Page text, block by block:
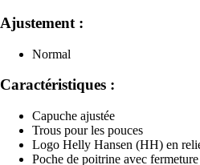
Ajustement :
Normal
Caractéristiques :
Capuche ajustée
Trous pour les pouces
Logo Helly Hansen (HH) en
Poche de poitrine avec